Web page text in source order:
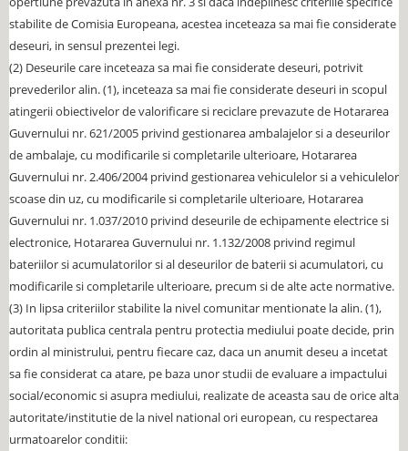
stabilite de Comisia Europeana, acestea inceteaza sa mai fie considerate
deseuri, in sensul prezentei legi.
(2) Deseurile care inceteaza sa mai fie considerate deseuri, potrivit
prevederilor alin. (1), inceteaza sa mai fie considerate deseuri in scopul
atingerii obiectivelor de valorificare si reciclare prevazute de Hotararea
Guvernului nr. 621/2005 privind gestionarea ambalajelor si a deseurilor
de ambalaje, cu modificarile si completarile ulterioare, Hotararea
Guvernului nr. 2.406/2004 privind gestionarea vehiculelor si a vehiculelor
scoase din uz, cu modificarile si completarile ulterioare, Hotararea
Guvernului nr. 1.037/2010 privind deseurile de echipamente electrice si
electronice, Hotararea Guvernului nr. 1.132/2008 privind regimul
bateriilor si acumulatorilor si al deseurilor de baterii si acumulatori, cu
modificarile si completarile ulterioare, precum si de alte acte normative.
(3) In lipsa criteriilor stabilite la nivel comunitar mentionate la alin. (1),
autoritata publica centrala pentru protectia mediului poate decide, prin
ordin al ministrului, pentru fiecare caz, daca un anumit deseu a incetat
sa fie considerat ca atare, pe baza unor studii de evaluare a impactului
social/economic si asupra mediului, realizate de aceasta sau de orice alta
autoritate/institutie de la nivel national ori european, cu respectarea
urmatoarelor conditii: